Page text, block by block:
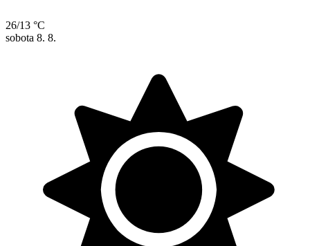
26/13 °C
sobota 8. 8.